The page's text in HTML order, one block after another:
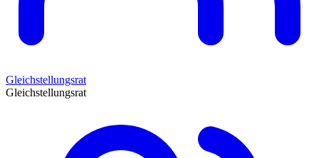
Gleichstellungsrat
Gleichstellungsrat